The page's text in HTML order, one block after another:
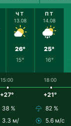
ЧТ
13.08
26°
15°
ПТ
14.08
25°
16°
15:00
+27°
38 %
3.3 м/
18:00
+21°
82 %
5.6 м/с